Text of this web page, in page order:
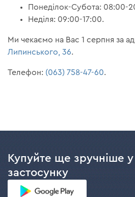
Понеділок-Субота: 08:00-
Неділя: 09:00-17:00.
Ми чекаємо на Вас 1 серпня за
Липинського, 36.
Телефон: (063) 758-47-60.
Купуйте ще зручніше у
застосунку